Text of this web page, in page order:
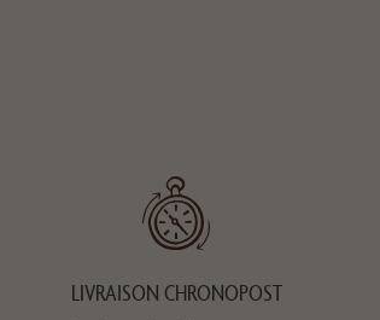
LIVRAISON CHRONOPOST